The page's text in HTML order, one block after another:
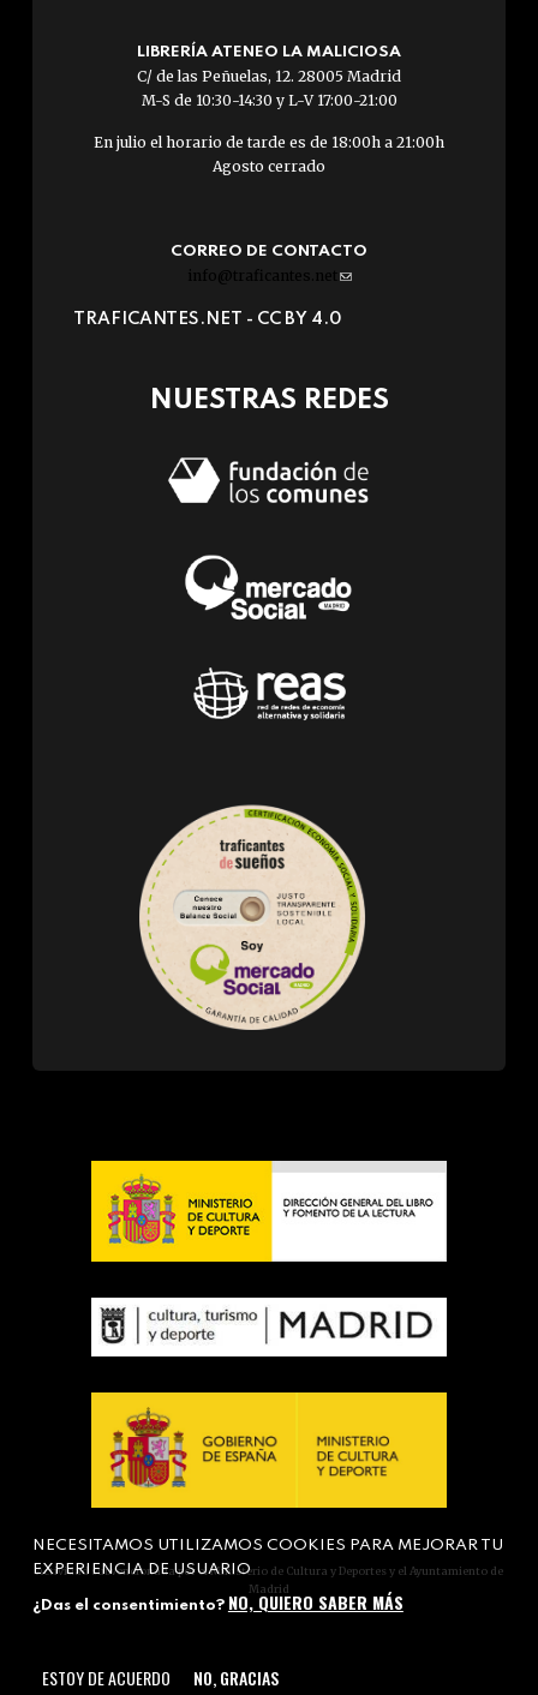
LIBRERÍA ATENEO LA MALICIOSA
C/ de las Peñuelas, 12. 28005 Madrid
M-S de 10:30-14:30 y L-V 17:00-21:00
En julio el horario de tarde es de 18:00h a 21:00h
Agosto cerrado
CORREO DE CONTACTO
info@traficantes.net (link
e-
TRAFICANTES.NET - CC BY 4.0
NUESTRAS REDES
Actividad subvencionada por el Ministerio de Cultura y Deportes y el Ayuntamiento de
Madrid
NECESITAMOS UTILIZAMOS COOKIES PARA MEJORAR TU
EXPERIENCIA DE USUARIO
¿Das el consentimiento? NO, QUIERO SABER MÁS
ESTOY DE ACUERDO NO, GRACIAS